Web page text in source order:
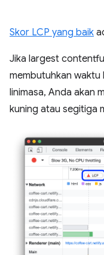
Skor LCP yang baik
Jika largest
membutuhkan waktu
linimasa, Anda akan
kuning atau segitiga